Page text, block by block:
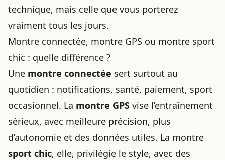
technique, mais celle que vous porterez
vraiment tous les jours.
Montre connectée, montre GPS ou montre sport
chic : quelle différence ?
Une montre connectée sert surtout au
quotidien : notifications, santé, paiement, sport
occasionnel. La montre GPS vise l’entraînement
sérieux, avec meilleure précision, plus
d’autonomie et des données utiles. La montre
sport chic, elle, privilégie le style, avec des